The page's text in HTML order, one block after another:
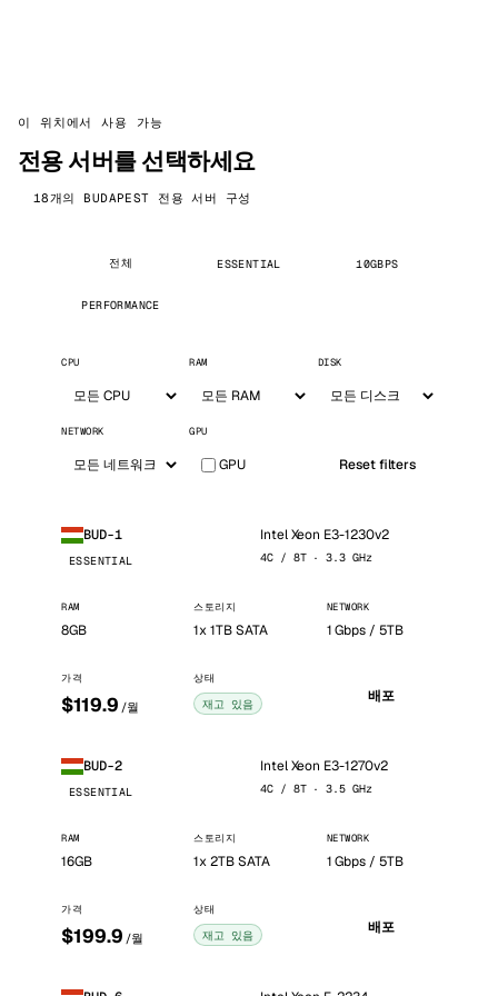
이 위치에서 사용 가능
전용 서버를 선택하세요
18개의 BUDAPEST 전용 서버 구성
전체 ESSENTIAL 10GBPS
PERFORMANCE
CPU RAM DISK
NETWORK GPU
GPU Reset filters
BUD-1
ESSENTIAL
Intel Xeon E3-1230v2
4C / 8T · 3.3 GHz
RAM
8GB
스토리지
1x 1TB SATA
NETWORK
1 Gbps / 5TB
가격
$119.9 /월
상태
재고 있음 배포
BUD-2
ESSENTIAL
Intel Xeon E3-1270v2
4C / 8T · 3.5 GHz
RAM
16GB
스토리지
1x 2TB SATA
NETWORK
1 Gbps / 5TB
가격
$199.9 /월
상태
재고 있음 배포